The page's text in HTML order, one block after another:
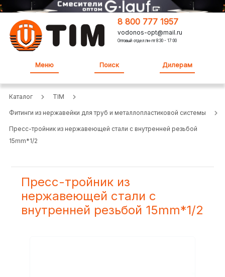
8 800 777 1957
vodonos-opt@mail.ru
Оптовый отдел:пн-пт 8:30 - 17:00
Меню Поиск Дилерам
Каталог TIM
Фитинги из нержавейки для труб и металлопластиковой системы
Пресс-тройник из нержавеющей стали с внутренней резьбой
15mm*1/2
Пресс-тройник из
нержавеющей стали с
внутренней резьбой 15mm*1/2